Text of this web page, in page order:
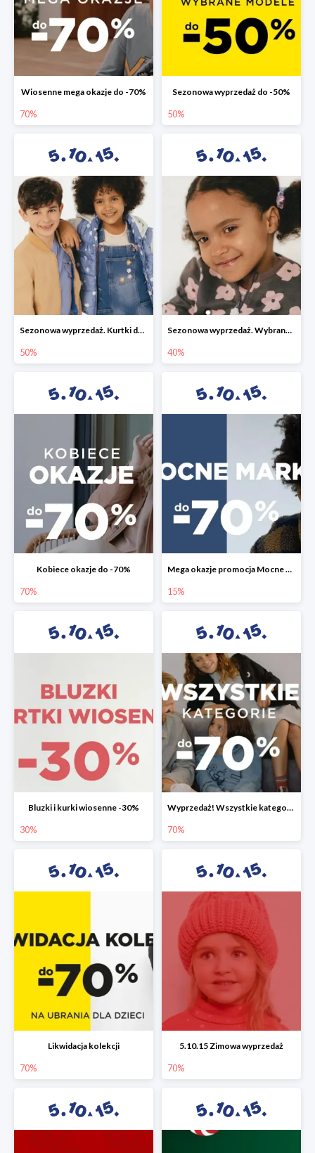
Wiosenne mega okazje do -70%
70%
Sezonowa wyprzedaż do -50%
50%
Sezonowa wyprzedaż. Kurtki do -50%
50%
Sezonowa wyprzedaż. Wybrane modele do -40%
40%
Kobiece okazje do -70%
70%
Mega okazje promocja Mocne marki do -70%
15%
Bluzki i kurki wiosenne -30%
30%
Wyprzedaż! Wszystkie kategorie do -70%
70%
Likwidacja kolekcji
70%
5.10.15 Zimowa wyprzedaż
70%